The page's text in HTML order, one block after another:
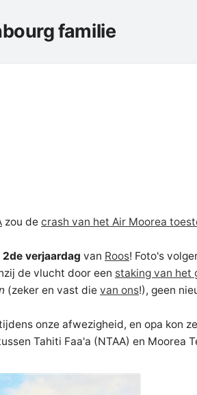
familie
zou de crash van het Air Moorea
2de verjaardag van Roos! Foto's
de vlucht door een staking van het
(zeker en vast die van ons!), geen
onze afwezigheid, en opa kon
Tahiti Faa'a (NTAA) en Moorea